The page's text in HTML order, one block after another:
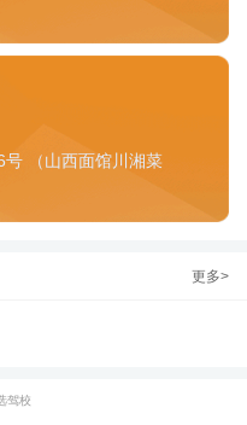
（山西面馆川湘菜
更多>
驾校